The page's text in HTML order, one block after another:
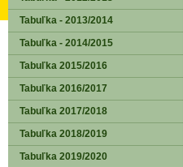
Tabuľka - 2013/2014
Tabuľka - 2014/2015
Tabuľka 2015/2016
Tabuľka 2016/2017
Tabuľka 2017/2018
Tabuľka 2018/2019
Tabuľka 2019/2020